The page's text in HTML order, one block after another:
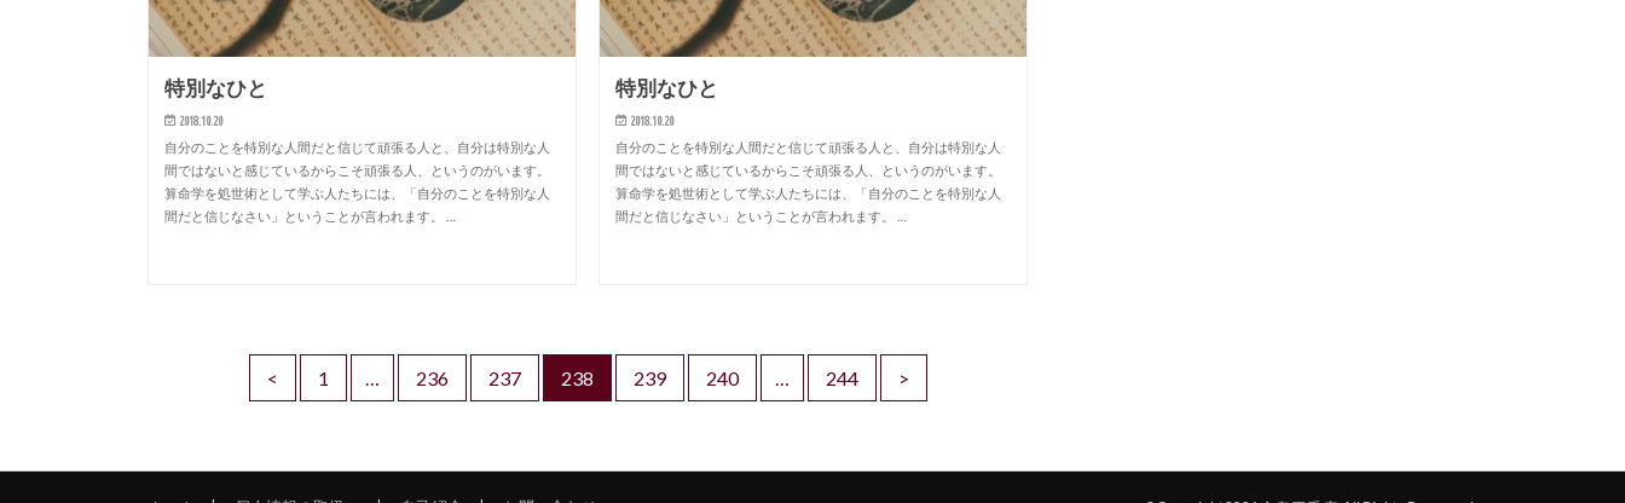
特別なひと
2018.10.20
自分のことを特別な人間だと信じて頑張る人と、自分は特別な人
間ではないと感じているからこそ頑張る人、というのがいます。
算命学を処世術として学ぶ人たちには、「自分のことを特別な人
間だと信じなさい」ということが言われます。 …
特別なひと
2018.10.20
自分のことを特別な人間だと信じて頑張る人と、自分は特別な人
間ではないと感じているからこそ頑張る人、というのがいます。
算命学を処世術として学ぶ人たちには、「自分のことを特別な人
間だと信じなさい」ということが言われます。 …
< 1 … 236 237 238 239 240 … 244 >